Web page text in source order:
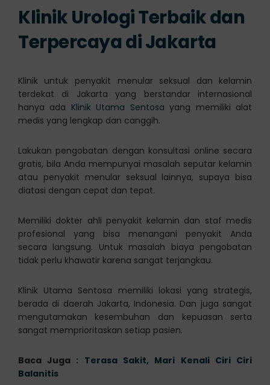
Klinik Urologi Terbaik dan
Terpercaya di Jakarta
Klinik untuk penyakit menular seksual dan kelamin
terdekat di Jakarta yang berstandar internasional
hanya ada Klinik Utama Sentosa yang memiliki alat
medis yang lengkap dan canggih.
Lakukan pengobatan dengan konsultasi online secara
gratis, bila Anda mempunyai masalah seputar kelamin
atau penyakit menular seksual lainnya, supaya bisa
diatasi dengan cepat dan tepat.
Memiliki dokter ahli penyakit kelamin dan staf medis
profesional yang bisa menangani penyakit Anda
secara langsung. Untuk masalah biaya pengobatan
tidak perlu khawatir karena sangat terjangkau.
Klinik Utama Sentosa memiliki lokasi yang strategis,
berada di daerah Jakarta, Indonesia. Dan juga sangat
mengutamakan kesembuhan dan kepuasan serta
sangat memprioritaskan setiap pasien.
Baca Juga : Terasa Sakit, Mari Kenali Ciri Ciri
Balanitis